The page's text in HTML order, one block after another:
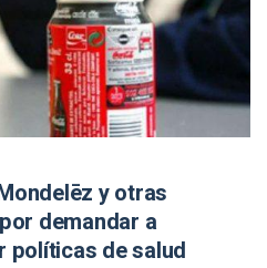
y otras
demandar a
políticas de salud